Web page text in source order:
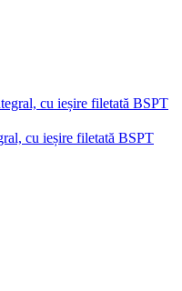
cu ieșire filetată BSPT